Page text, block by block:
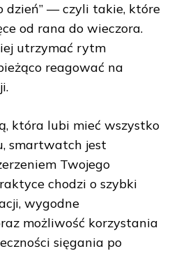
dzień” — czyli takie, które
od rana do wieczora.
utrzymać rytm
reagować na
która lubi mieć wszystko
smartwatch jest
Twojego
chodzi o szybki
wygodne
możliwość korzystania
sięgania po